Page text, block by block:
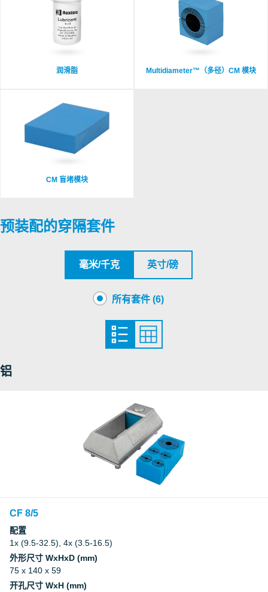
润滑脂 Multidiameter™（多径）CM 模块
CM 盲堵模块
预装配的穿隔套件
毫米/千克 英寸/磅
所有套件 (6)
铝
CF 8/5
配置
1x (9.5-32.5), 4x (3.5-16.5)
外形尺寸 WxHxD (mm)
75 x 140 x 59
开孔尺寸 WxH (mm)